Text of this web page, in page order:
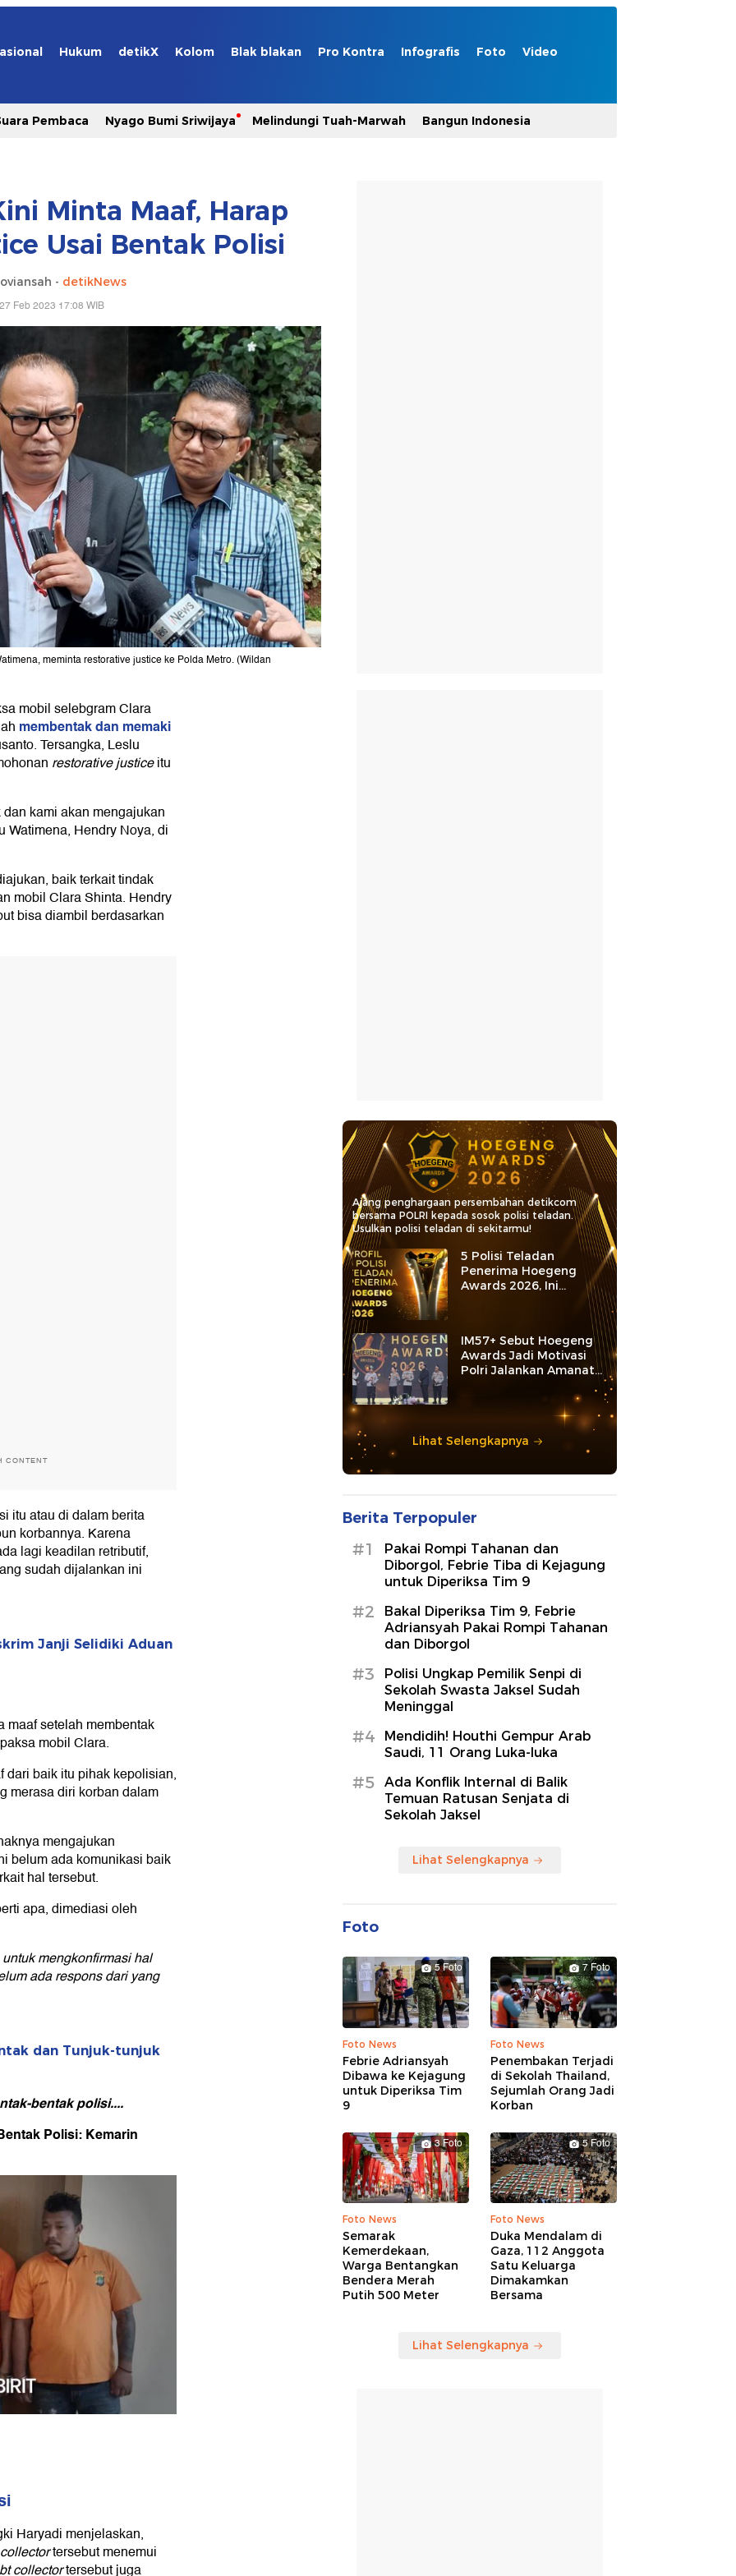
Hukum detikX Kolom Blak blakan Pro Kontra Infografis Foto Video
Pembaca Nyago Bumi Sriwijaya Melindungi Tuah-Marwah Bangun Indonesia
Minta Maaf, Harap
Usai Bentak Polisi
- detikNews
Feb 2023 17:08 WIB
meminta restorative justice ke Polda Metro. (Wildan
mobil selebgram Clara
membentak dan memaki
Tersangka, Leslu
restorative justiceitu
kami akan mengajukan
Watimena, Hendry Noya, di
baik terkait tindak
mobil Clara Shinta. Hendry
bisa diambil berdasarkan
CONTENT
itu atau di dalam berita
korbannya. Karena
lagi keadilan retributif,
sudah dijalankan ini
Janji Selidiki Aduan
maaf setelah membentak
mobil Clara.
dari baik itu pihak kepolisian,
merasa diri korban dalam
mengajukan
belum ada komunikasi baik
hal tersebut.
apa, dimediasi oleh
mengkonfirmasi hal
ada respons dari yang
dan Tunjuk-tunjuk
bentak polisi....
Polisi: Kemarin
Haryadi menjelaskan,
tersebut menemui
collectortersebut juga
Ajang penghargaan persembahan detikcom
bersama POLRI kepada sosok polisi teladan.
Usulkan polisi teladan di sekitarmu!
5 Polisi Teladan
Penerima Hoegeng
Awards 2026, Ini
Kategori dan Kiprahnya
IM57+ Sebut Hoegeng
Awards Jadi Motivasi
Polri Jalankan Amanat
Lihat Selengkapnya
Berita Terpopuler
#1
Pakai Rompi Tahanan dan
Diborgol, Febrie Tiba di Kejagung
untuk Diperiksa Tim 9
#2
Bakal Diperiksa Tim 9, Febrie
Adriansyah Pakai Rompi Tahanan
dan Diborgol
#3
Polisi Ungkap Pemilik Senpi di
Sekolah Swasta Jaksel Sudah
Meninggal
#4
Mendidih! Houthi Gempur Arab
Saudi, 11 Orang Luka-luka
#5
Ada Konflik Internal di Balik
Temuan Ratusan Senjata di
Sekolah Jaksel
Lihat Selengkapnya
Foto
5 Foto
Foto News
Febrie Adriansyah
Dibawa ke Kejagung
untuk Diperiksa Tim
9
7 Foto
Foto News
Penembakan Terjadi
di Sekolah Thailand,
Sejumlah Orang Jadi
Korban
3 Foto
Foto News
Semarak
Kemerdekaan,
Warga Bentangkan
Bendera Merah
Putih 500 Meter
5 Foto
Foto News
Duka Mendalam di
Gaza, 112 Anggota
Satu Keluarga
Dimakamkan
Bersama
Lihat Selengkapnya